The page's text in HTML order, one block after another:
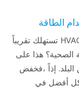
هل تعلم أن وزارة الطاقة الأمريكية تقدر أن أنظمة HVAC تستهلك تقريباً
الصحية؟ هذا على
إذاً ،فخفض
أفضل في